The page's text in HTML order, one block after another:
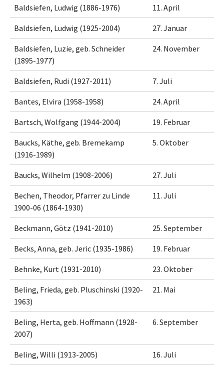
Baldsiefen, Ludwig (1886-1976) 11. April
Baldsiefen, Ludwig (1925-2004) 27. Januar
Baldsiefen, Luzie, geb. Schneider
(1895-1977)
24. November
Baldsiefen, Rudi (1927-2011) 7. Juli
Bantes, Elvira (1958-1958) 24. April
Bartsch, Wolfgang (1944-2004) 19. Februar
Baucks, Käthe, geb. Bremekamp
(1916-1989)
5. Oktober
Baucks, Wilhelm (1908-2006) 27. Juli
Bechen, Theodor, Pfarrer zu Linde
1900-06 (1864-1930)
11. Juli
Beckmann, Götz (1941-2010) 25. September
Becks, Anna, geb. Jeric (1935-1986) 19. Februar
Behnke, Kurt (1931-2010) 23. Oktober
Beling, Frieda, geb. Pluschinski (1920-
1963)
21. Mai
Beling, Herta, geb. Hoffmann (1928-
2007)
6. September
Beling, Willi (1913-2005) 16. Juli